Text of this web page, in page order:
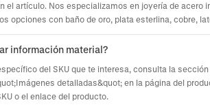
el artículo. Nos especializamos en joyería de acero
opciones con baño de oro, plata esterlina, cobre,
información material?
del SKU que te interesa, consulta la sección
detalladas&quot; en la página del
o el enlace del producto.